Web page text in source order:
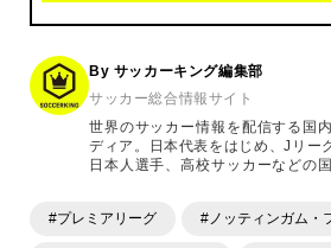
By サッカーキング編集部
サッカー総合情報サイト
世界のサッカー情報を配信する国
ディア。日本代表をはじめ、Jリー
日本人選手、高校サッカーなどの
ます。「X」「Instagram」「
#プレミアリーグ #ノッティンガム・